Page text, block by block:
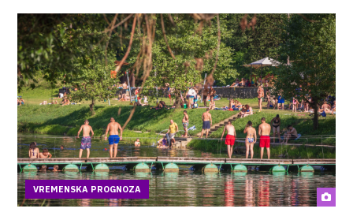
VREMENSKA PROGNOZA